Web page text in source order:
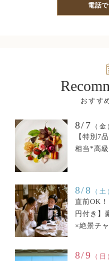
電話
8/7
（金
【特別7
相当*高
8/8
（土
直前OK
円付き】
×絶景チ
8/9
（日